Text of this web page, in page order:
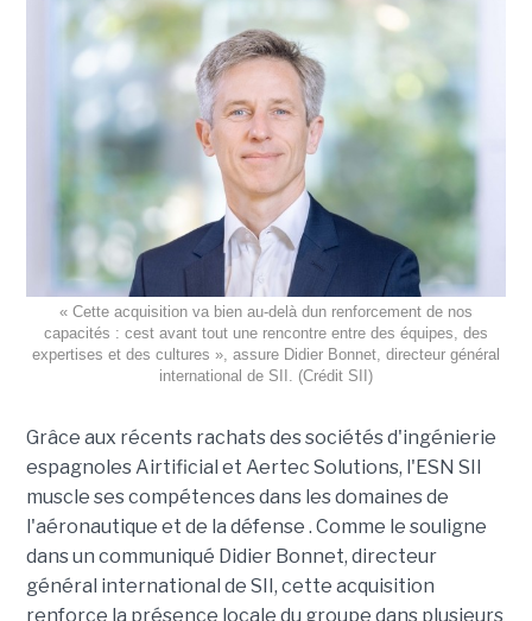
« Cette acquisition va bien au-delà dun renforcement de nos
capacités : cest avant tout une rencontre entre des équipes, des
expertises et des cultures », assure Didier Bonnet, directeur général
international de SII. (Crédit SII)
Grâce aux récents rachats des sociétés d'ingénierie
espagnoles Airtificial et Aertec Solutions, l'ESN SII
muscle ses compétences dans les domaines de
l'aéronautique et de la défense . Comme le souligne
dans un communiqué Didier Bonnet, directeur
général international de SII, cette acquisition
renforce la présence locale du groupe dans plusieurs